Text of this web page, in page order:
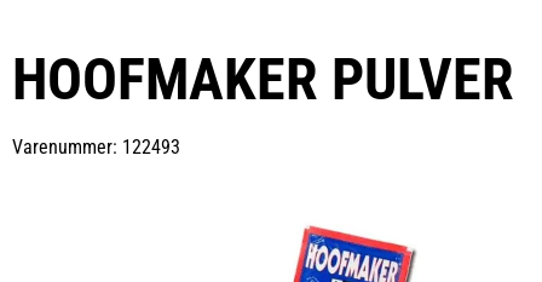
HOOFMAKER PULVER
Varenummer: 122493